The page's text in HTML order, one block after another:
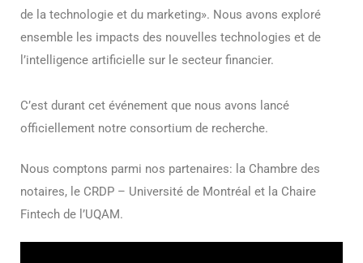
de la technologie et du marketing». Nous avons exploré
ensemble les impacts des nouvelles technologies et de
l’intelligence artificielle sur le secteur financier.
C’est durant cet événement que nous avons lancé
officiellement notre consortium de recherche.
Nous comptons parmi nos partenaires: la Chambre des
notaires, le CRDP – Université de Montréal et la Chaire
Fintech de l’UQAM.